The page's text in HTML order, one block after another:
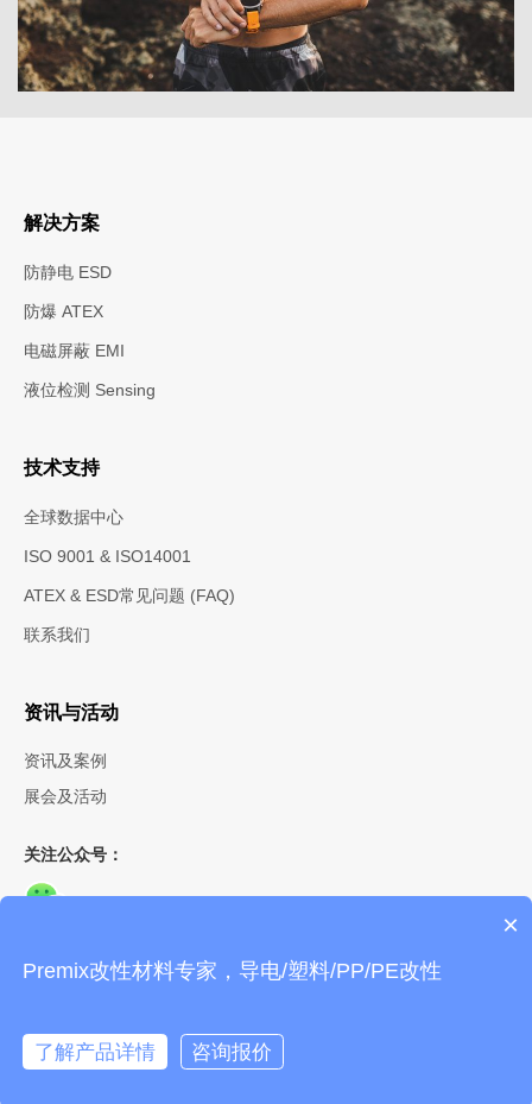
解决方案
防静电 ESD
防爆 ATEX
电磁屏蔽 EMI
液位检测 Sensing
技术支持
全球数据中心
ISO 9001 & ISO14001
ATEX & ESD常见问题 (FAQ)
联系我们
资讯与活动
资讯及案例
展会及活动
关注公众号：
PRE-ELEC® 是 Premix Oy 注册商标，未经允许不得擅自使用。
沪ICP备18003003号
沪公网安备31010402007367号
×
Premix改性材料专家，导电/塑料/PP/PE改性
了解产品详情 咨询报价